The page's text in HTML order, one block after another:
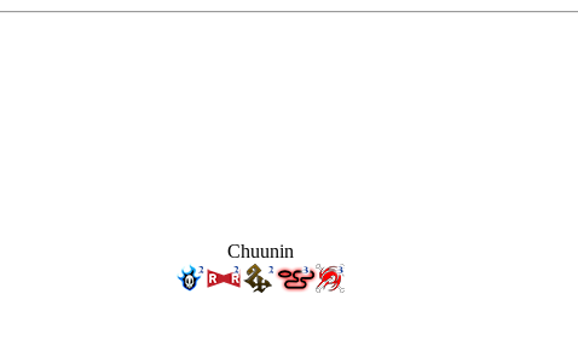
Chuunin